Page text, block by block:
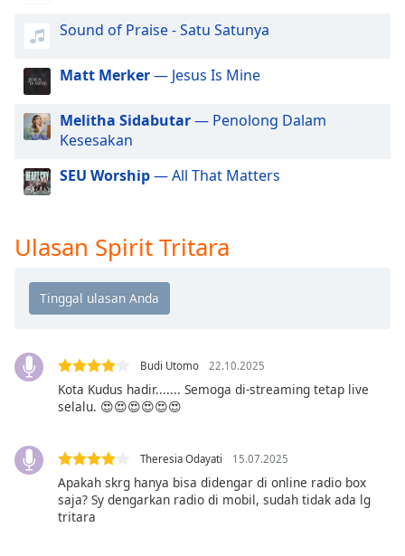
modal
window.
Beginning
window.
Escape
cancel
the
Opacity
Background
Color
Sound of Praise - Satu Satunya
Matt Merker— Jesus Is Mine
Melitha Sidabutar— Penolong Dalam
Kesesakan
SEU Worship— All That Matters
Ulasan Spirit Tritara
Budi Utomo 22.10.2025
Kota Kudus hadir....... Semoga di-streaming tetap live
selalu. 😍😍😍😍😍😍
Theresia Odayati 15.07.2025
Apakah skrg hanya bisa didengar di online radio box
saja? Sy dengarkan radio di mobil, sudah tidak ada lg
tritara